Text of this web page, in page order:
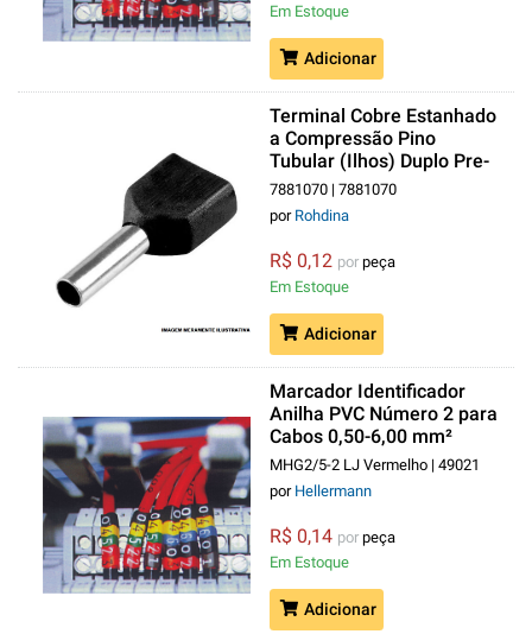
Em Estoque
Adicionar
Terminal Cobre Estanhado
a Compressão Pino
Tubular (Ilhos) Duplo Pre-
Isolado 1,50 mm² Preto
7881070 | 7881070
por Rohdina
R$ 0,12 por peça
Em Estoque
Adicionar
Marcador Identificador
Anilha PVC Número 2 para
Cabos 0,50-6,00 mm²
Vermelho MHG2/5
MHG2/5-2 LJ Vermelho | 49021
por Hellermann
R$ 0,14 por peça
Em Estoque
Adicionar